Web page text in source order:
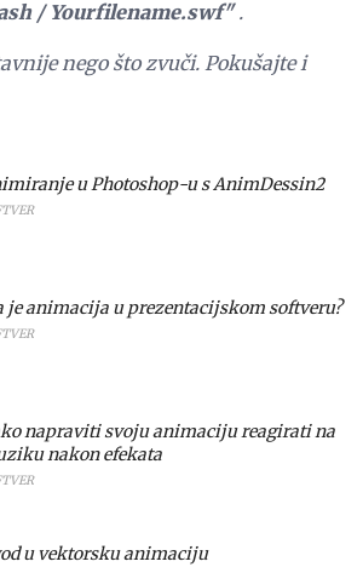
/ Yourfilename.swf".
nego što zvuči. Pokušajte i
u Photoshop-u s AnimDessin2
je animacija u prezentacijskom softveru?
napraviti svoju animaciju reagirati na
nakon efekata
u vektorsku animaciju